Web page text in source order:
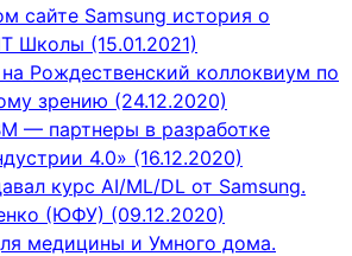
сайте Samsung история о
Школы (15.01.2021)
Рождественский коллоквиум по
зрению (24.12.2020)
— партнеры в разработке
4.0» (16.12.2020)
курс AI/ML/DL от Samsung.
(ЮФУ) (09.12.2020)
медицины и Умного дома.